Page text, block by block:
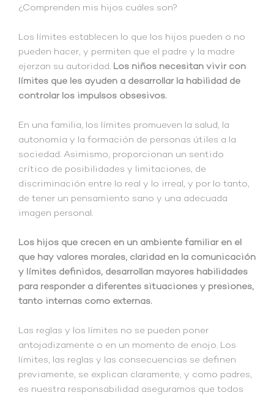
¿Comprenden mis hijos cuáles son?
Los límites establecen lo que los hijos pueden o no
pueden hacer, y permiten que el padre y la madre
ejerzan su autoridad. Los niños necesitan vivir con
límites que les ayuden a desarrollar la habilidad de
controlar los impulsos obsesivos.
En una familia, los límites promueven la salud, la
autonomía y la formación de personas útiles a la
sociedad. Asimismo, proporcionan un sentido
crítico de posibilidades y limitaciones, de
discriminación entre lo real y lo irreal, y por lo tanto,
de tener un pensamiento sano y una adecuada
imagen personal.
Los hijos que crecen en un ambiente familiar en el
que hay valores morales, claridad en la comunicación
y límites definidos, desarrollan mayores habilidades
para responder a diferentes situaciones y presiones,
tanto internas como externas.
Las reglas y los límites no se pueden poner
antojadizamente o en un momento de enojo. Los
límites, las reglas y las consecuencias se definen
previamente, se explican claramente, y como padres,
es nuestra responsabilidad aseguramos que todos